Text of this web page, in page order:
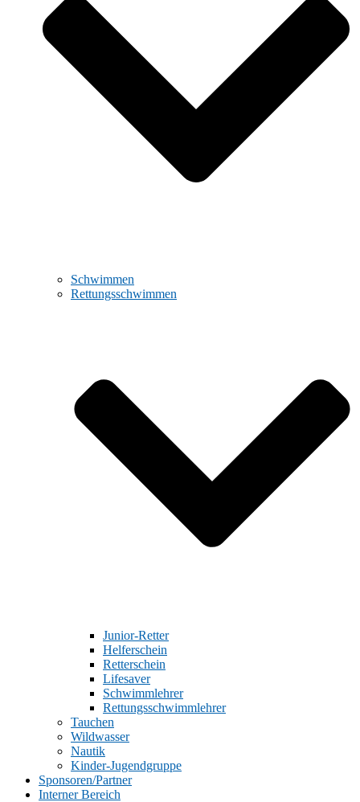
Schwimmen
Rettungsschwimmen
Junior-Retter
Helferschein
Retterschein
Lifesaver
Schwimmlehrer
Rettungsschwimmlehrer
Tauchen
Wildwasser
Nautik
Kinder-Jugendgruppe
Sponsoren/Partner
Interner Bereich